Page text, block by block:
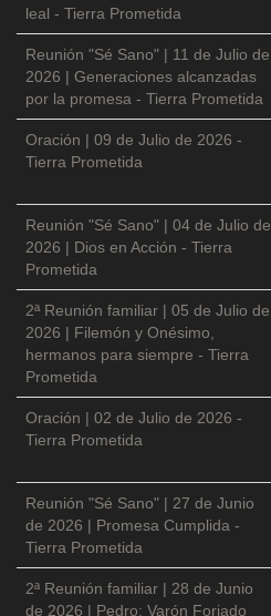
leal - Tierra Prometida
Reunión "Sé Sano" | 11 de Julio de
2026 | Generaciones alcanzadas
por la promesa - Tierra Prometida
Oración | 09 de Julio de 2026 -
Tierra Prometida
Reunión "Sé Sano" | 04 de Julio de
2026 | Dios en Acción - Tierra
Prometida
2ª Reunión familiar | 05 de Julio de
2026 | Filemón y Onésimo,
hermanos para siempre - Tierra
Prometida
Oración | 02 de Julio de 2026 -
Tierra Prometida
Reunión "Sé Sano" | 27 de Junio
de 2026 | Promesa Cumplida -
Tierra Prometida
2ª Reunión familiar | 28 de Junio
de 2026 | Pedro: Varón Forjado